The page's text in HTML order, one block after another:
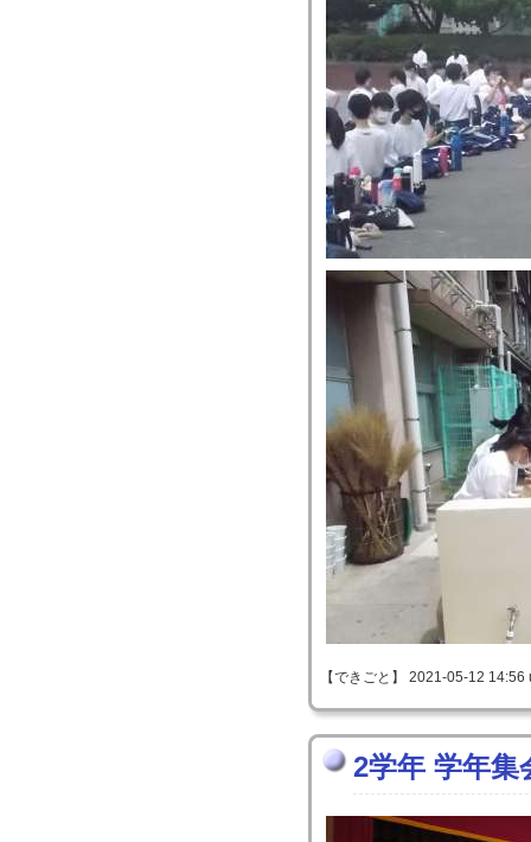
【できごと】 2021-05-12
2学年 学年集